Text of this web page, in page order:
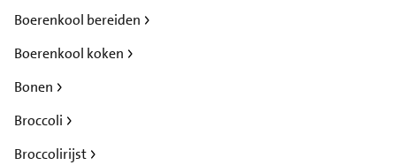
Boerenkool bereiden
Boerenkool koken
Bonen
Broccoli
Broccolirijst